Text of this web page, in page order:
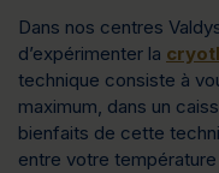
Dans nos centres
d’expérimenter la
technique consiste à
maximum, dans un
bienfaits de cette
entre votre